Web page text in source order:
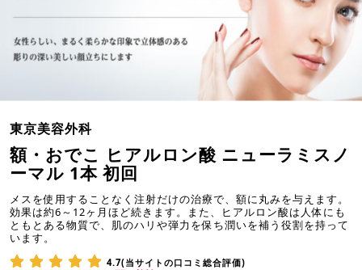
東京美容外科
額・おでこ ヒアルロン酸 ニューラミスノ
ーマル 1本 初回
メスを使用することなく注射だけの治療で、額に丸みを与えます。
効果は約6～12ヶ月ほど続きます。また、ヒアルロン酸は人体にも
ともとある物質で、肌のハリや弾力を保ち潤いを補う役割を持って
います。
4.7(当サイトの口コミ総合評価)